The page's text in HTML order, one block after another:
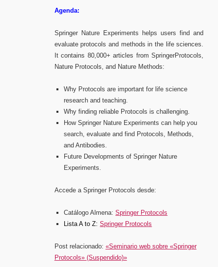
Agenda:
Springer Nature Experiments helps users find and
evaluate protocols and methods in the life sciences.
It contains 80,000+ articles from SpringerProtocols,
Nature Protocols, and Nature Methods:
Why Protocols are important for life science
research and teaching.
Why finding reliable Protocols is challenging.
How Springer Nature Experiments can help you
search, evaluate and find Protocols, Methods,
and Antibodies.
Future Developments of Springer Nature
Experiments.
Accede a Springer Protocols desde:
Catálogo Almena:Springer Protocols
Lista A to Z:Springer Protocols
Post relacionado: «Seminario web sobre «Springer
Protocols» (Suspendido)»